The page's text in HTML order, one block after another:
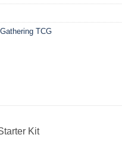
TCG
Kit